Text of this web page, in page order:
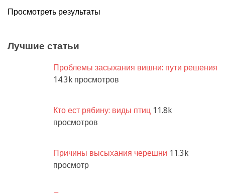
Просмотреть результаты
Лучшие статьи
Проблемы засыхания вишни: пути решения
14.3k просмотров
Кто ест рябину: виды птиц 11.8k
просмотров
Причины высыхания черешни 11.3k
просмотр